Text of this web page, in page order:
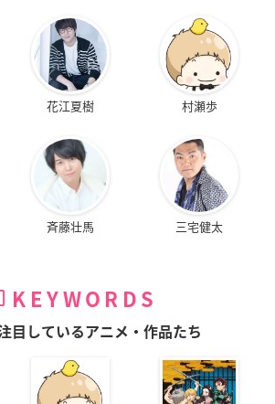
花江夏樹 村瀬歩
斉藤壮馬 三宅健太
KEYWORDS
目しているアニメ・作品たち